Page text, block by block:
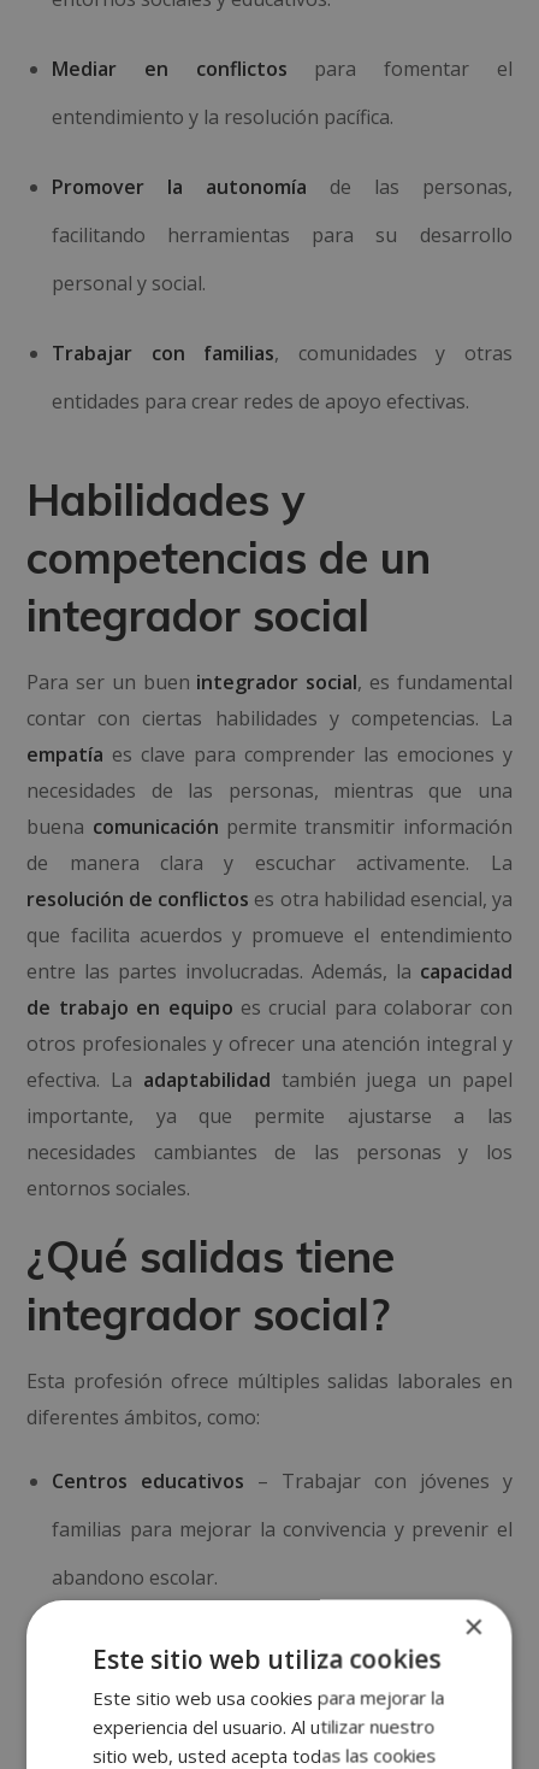
Mediar en conflictos para fomentar el
entendimiento y la resolución pacífica.
Promover la autonomía de las personas,
facilitando herramientas para su desarrollo
personal y social.
Trabajar con familias, comunidades y otras
entidades para crear redes de apoyo efectivas.
Habilidades y
competencias de un
integrador social
Para ser un buen integrador social, es fundamental
contar con ciertas habilidades y competencias. La
empatía es clave para comprender las emociones y
necesidades de las personas, mientras que una
buena comunicación permite transmitir información
de manera clara y escuchar activamente. La
resolución de conflictos es otra habilidad esencial, ya
que facilita acuerdos y promueve el entendimiento
entre las partes involucradas. Además, la capacidad
de trabajo en equipo es crucial para colaborar con
otros profesionales y ofrecer una atención integral y
efectiva. La adaptabilidad también juega un papel
importante, ya que permite ajustarse a las
necesidades cambiantes de las personas y los
entornos sociales.
¿Qué salidas tiene
integrador social?
Esta profesión ofrece múltiples salidas laborales en
diferentes ámbitos, como:
Centros educativos – Trabajar con jóvenes y
familias para mejorar la convivencia y prevenir el
abandono escolar.
Residencias y centros de día– Brindar apoyo a
personas mayores o con discapacidad para
mejorar su calidad de vida.
×
Este sitio web utiliza cookies
Este sitio web usa cookies para mejorar la
experiencia del usuario. Al utilizar nuestro
sitio web, usted acepta todas las cookies